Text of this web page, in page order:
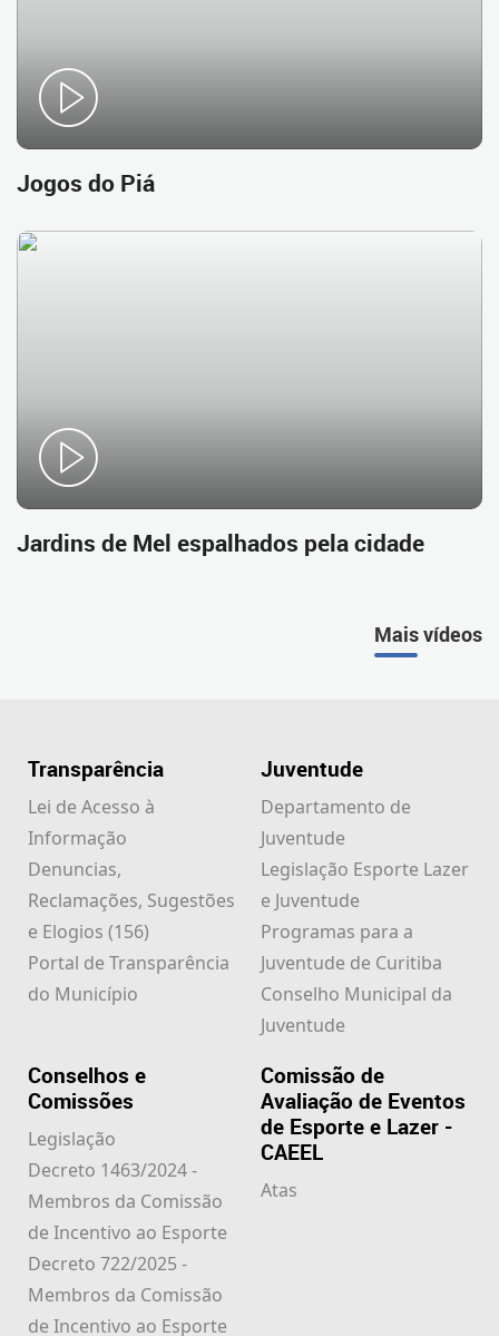
Jogos do Piá
Jardins de Mel espalhados pela cidade
Mais vídeos
Transparência
Lei de Acesso à
Informação
Denuncias,
Reclamações, Sugestões
e Elogios (156)
Portal de Transparência
do Município
Juventude
Departamento de
Juventude
Legislação Esporte Lazer
e Juventude
Programas para a
Juventude de Curitiba
Conselho Municipal da
Juventude
Conselhos e
Comissões
Legislação
Decreto 1463/2024 -
Membros da Comissão
de Incentivo ao Esporte
Decreto 722/2025 -
Membros da Comissão
de Incentivo ao Esporte
Comissão de
Avaliação de Eventos
de Esporte e Lazer -
CAEEL
Atas